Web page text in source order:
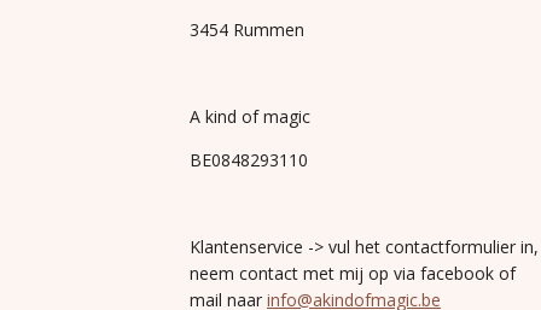
3454 Rummen
A kind of magic
BE0848293110
Klantenservice -> vul het contactformulier in,
neem contact met mij op via facebook of
mail naar info@akindofmagic.be